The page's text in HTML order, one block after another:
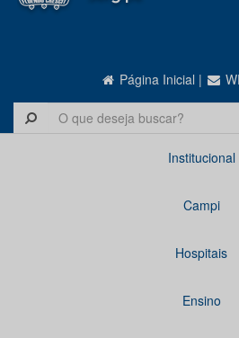
Página Inicial |
Institucional
Campi
Hospitais
Ensino